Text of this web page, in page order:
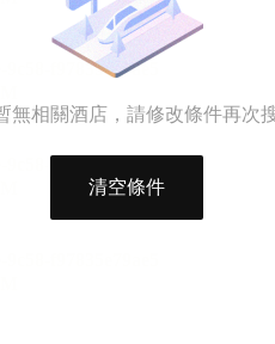
無相關酒店，請修改條件再次
清空條件